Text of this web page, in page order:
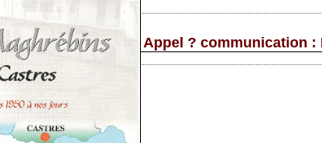
Appel ? communication :